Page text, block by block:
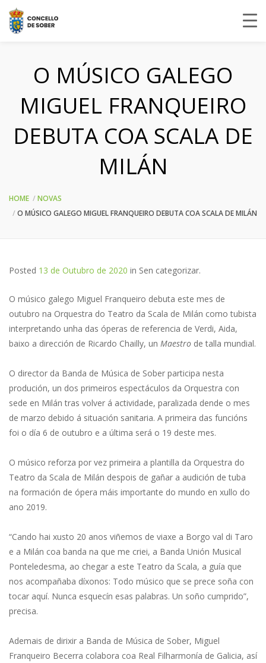
O MÚSICO GALEGO
MIGUEL FRANQUEIRO
DEBUTA COA SCALA DE
MILÁN
HOME
NOVAS
O MÚSICO GALEGO MIGUEL FRANQUEIRO DEBUTA COA SCALA DE MILÁN
Posted 13 de Outubro de 2020 in Sen categorizar.
O músico galego Miguel Franqueiro debuta este mes de
outubro na Orquestra do Teatro da Scala de Milán como tubista
interpretando unha das óperas de referencia de Verdi, Aida,
baixo a dirección de Ricardo Chailly, un Maestro de talla mundial.
O director da Banda de Música de Sober participa nesta
produción, un dos primeiros espectáculos da Orquestra con
sede en Milán tras volver á actividade, paralizada dende o mes
de marzo debido á situación sanitaria. A primeira das funcións
foi o día 6 de outubro e a última será o 19 deste mes.
O músico reforza por vez primeira a plantilla da Orquestra do
Teatro da Scala de Milán despois de gañar a audición de tuba
na formación de ópera máis importante do mundo en xullo do
ano 2019.
“Cando hai xusto 20 anos viñemos de viaxe a Borgo val di Taro
e a Milán coa banda na que me criei, a Banda Unión Musical
Ponteledesma, ao chegar a este Teatro da Scala, a guía que
nos acompañaba díxonos: Todo músico que se prece soña con
tocar aquí. Nunca esquecín esas palabras. Un soño cumprido”,
precisa.
Ademais de dirixir a Banda de Música de Sober, Miguel
Franqueiro Becerra colabora coa Real Filharmonía de Galicia, así